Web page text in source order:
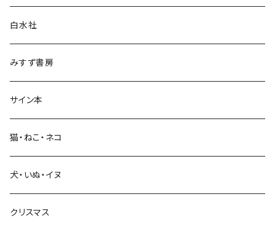
言語・ことば
生活・暮らし
芸術・絵画・写真
白水社
みすず書房
サイン本
猫・ねこ・ネコ
犬・いぬ・イヌ
クリスマス